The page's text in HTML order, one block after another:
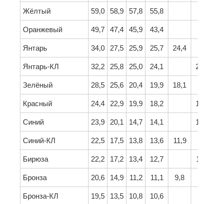
Жёлтый 59,0 58,9 57,8 55,8
Оранжевый 49,7 47,4 45,9 43,4
Янтарь 34,0 27,5 25,9 25,7 24,4
Янтарь-КЛ 32,2 25,8 25,0 24,1 22,4
Зелёный 28,5 25,6 20,4 19,9 18,1
Красный 24,4 22,9 19,9 18,2 16,5
Синий 23,9 20,1 14,7 14,1 12,8
Синий-КЛ 22,5 17,5 13,8 13,6 11,9
Бирюза 22,2 17,2 13,4 12,7 11,0
Бронза 20,6 14,9 11,2 11,1 9,8
Бронза-КЛ 19,5 13,5 10,8 10,6